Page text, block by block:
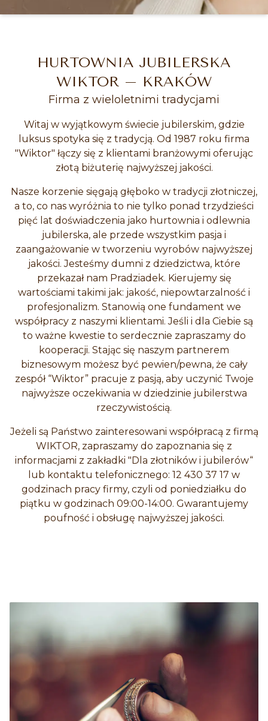
HURTOWNIA JUBILERSKA
WIKTOR – KRAKÓW
Firma z wieloletnimi tradycjami
Witaj w wyjątkowym świecie jubilerskim, gdzie
luksus spotyka się z tradycją. Od 1987 roku firma
"Wiktor" łączy się z klientami branżowymi oferując
złotą biżuterię najwyższej jakości.
Nasze korzenie sięgają głęboko w tradycji złotniczej,
a to, co nas wyróżnia to nie tylko ponad trzydzieści
pięć lat doświadczenia jako hurtownia i odlewnia
jubilerska, ale przede wszystkim pasja i
zaangażowanie w tworzeniu wyrobów najwyższej
jakości. Jesteśmy dumni z dziedzictwa, które
przekazał nam Pradziadek. Kierujemy się
wartościami takimi jak: jakość, niepowtarzalność i
profesjonalizm. Stanowią one fundament we
współpracy z naszymi klientami. Jeśli i dla Ciebie są
to ważne kwestie to serdecznie zapraszamy do
kooperacji. Stając się naszym partnerem
biznesowym możesz być pewien/pewna, że cały
zespół “Wiktor” pracuje z pasją, aby uczynić Twoje
najwyższe oczekiwania w dziedzinie jubilerstwa
rzeczywistością.
Jeżeli są Państwo zainteresowani współpracą z firmą
WIKTOR, zapraszamy do zapoznania się z
informacjami z zakładki "Dla złotników i jubilerów“
lub kontaktu telefonicznego: 12 430 37 17 w
godzinach pracy firmy, czyli od poniedziałku do
piątku w godzinach 09:00-14:00. Gwarantujemy
poufność i obsługę najwyższej jakości.